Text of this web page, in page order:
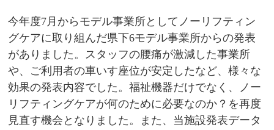
今年度7月からモデル事業所としてノーリフティン
グケアに取り組んだ県下6モデル事業所からの発表
がありました。スタッフの腰痛が激減した事業所
や、ご利用者の車いす座位が安定したなど、様々な
効果の発表内容でした。福祉機器だけでなく、ノー
リフティングケアが何のために必要なのか？を再度
見直す機会となりました。また、当施設発表データ